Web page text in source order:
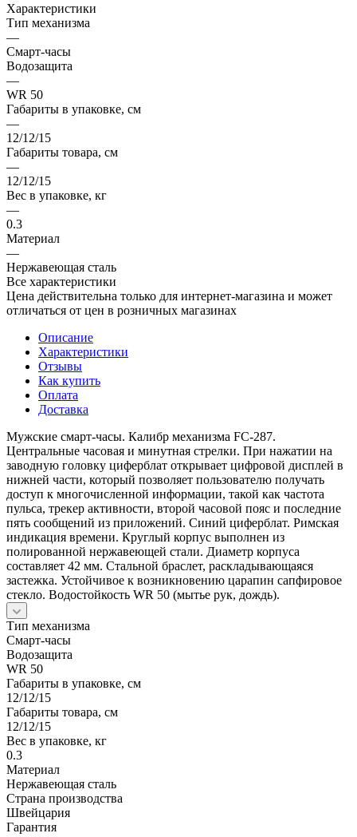
Характеристики
Тип механизма
—
Смарт-часы
Водозащита
—
WR 50
Габариты в упаковке, см
—
12/12/15
Габариты товара, см
—
12/12/15
Вес в упаковке, кг
—
0.3
Материал
—
Нержавеющая сталь
Все характеристики
Цена действительна только для интернет-магазина и может
отличаться от цен в розничных магазинах
Описание
Характеристики
Отзывы
Как купить
Оплата
Доставка
Мужские смарт-часы. Калибр механизма FC-287.
Центральные часовая и минутная стрелки. При нажатии на
заводную головку циферблат открывает цифровой дисплей в
нижней части, который позволяет пользователю получать
доступ к многочисленной информации, такой как частота
пульса, трекер активности, второй часовой пояс и последние
пять сообщений из приложений. Синий циферблат. Римская
индикация времени. Круглый корпус выполнен из
полированной нержавеющей стали. Диаметр корпуса
составляет 42 мм. Стальной браслет, раскладывающаяся
застежка. Устойчивое к возникновению царапин сапфировое
стекло. Водостойкость WR 50 (мытье рук, дождь).
Тип механизма
Смарт-часы
Водозащита
WR 50
Габариты в упаковке, см
12/12/15
Габариты товара, см
12/12/15
Вес в упаковке, кг
0.3
Материал
Нержавеющая сталь
Страна производства
Швейцария
Гарантия